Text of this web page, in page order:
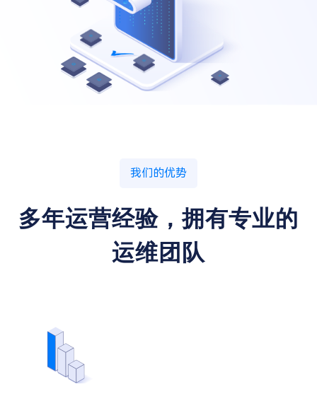
我们的优势
多年运营经验，拥有专业的
运维团队